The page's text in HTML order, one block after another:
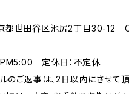
都世田谷区池尻2丁目30-12
PM5:00 定休日：不定休
のご返事は、2日以内にさせて